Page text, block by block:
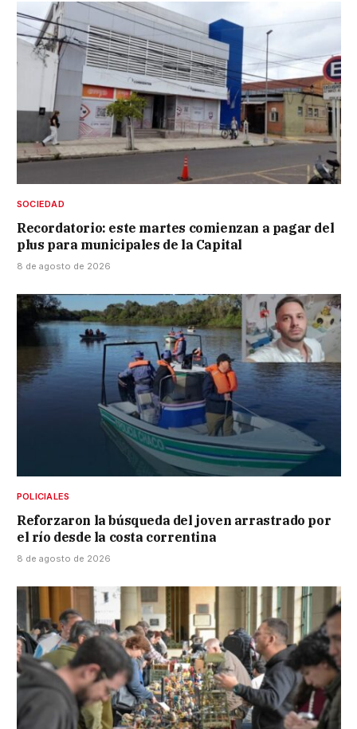
SOCIEDAD
Recordatorio: este martes comienzan a pagar del
plus para municipales de la Capital
8 de agosto de 2026
POLICIALES
Reforzaron la búsqueda del joven arrastrado por
el río desde la costa correntina
8 de agosto de 2026